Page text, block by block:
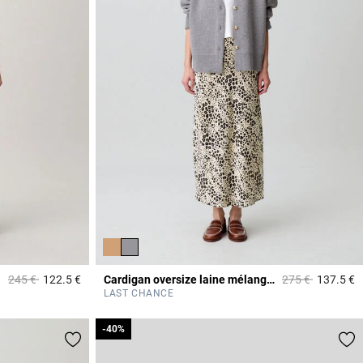
Prix réduit à partir de
245 €à122.5 €4,9 out of 5 Customer Rating Cardigan oversize laine mélangée Prix réduit à
275 €à137.5 €
LAST CHANCE
-40%
-40%